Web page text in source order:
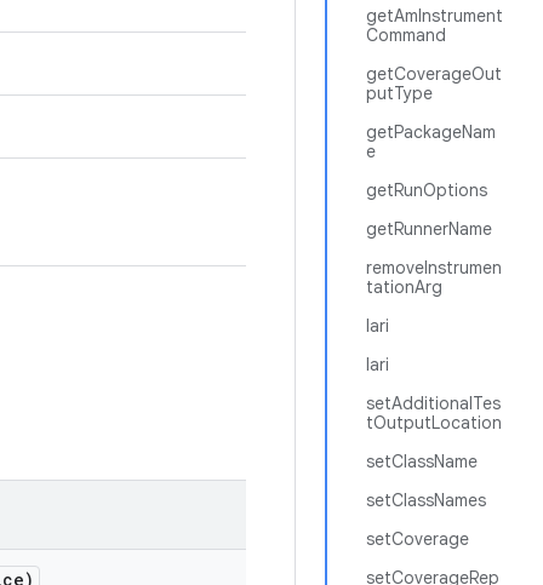
getAmInstrument
Command
getCoverageOut
putType
getPackageNam
e
getRunOptions
getRunnerName
removeInstrumen
tationArg
lari
lari
setAdditionalTes
tOutputLocation
setClassName
setClassNames
setCoverage
setCoverageRep